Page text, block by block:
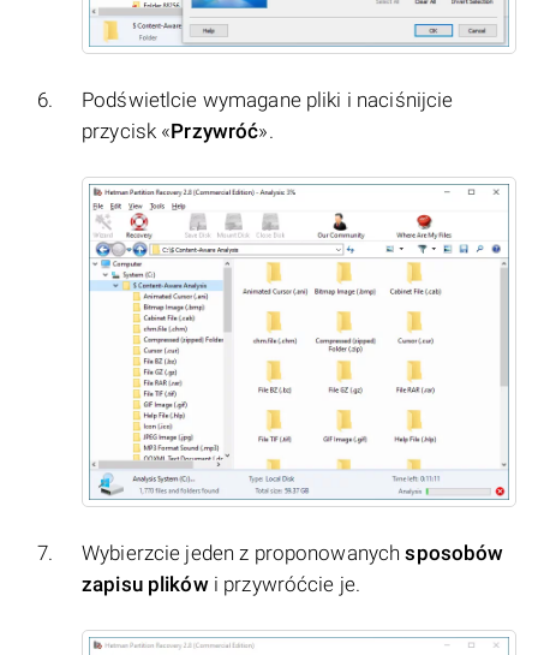
Podświetlcie wymagane pliki i naciśnijcie
przycisk «Przywróć».
Wybierzcie jeden z proponowanychsposobów
zapisu plikówi przywróćcie je.